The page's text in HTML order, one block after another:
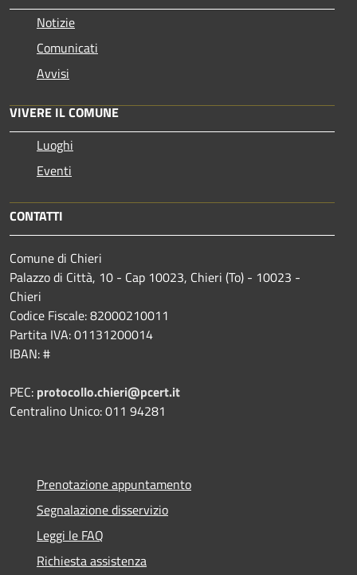
Notizie
Comunicati
Avvisi
VIVERE IL COMUNE
Luoghi
Eventi
CONTATTI
Comune di Chieri
Palazzo di Città, 10 - Cap 10023, Chieri (To) - 10023 -
Chieri
Codice Fiscale: 82000210011
Partita IVA: 01131200014
IBAN: #
PEC: protocollo.chieri@pcert.it
Centralino Unico: 011 94281
Prenotazione appuntamento
Segnalazione disservizio
Leggi le FAQ
Richiesta assistenza